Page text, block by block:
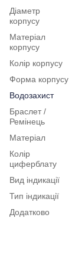
Діаметр
корпусу
Матеріал
корпусу
Колір корпусу
Форма корпусу
Водозахист
Браслет /
Ремінець
Матеріал
Колір
циферблату
Вид індикації
Тип індикації
Додатково